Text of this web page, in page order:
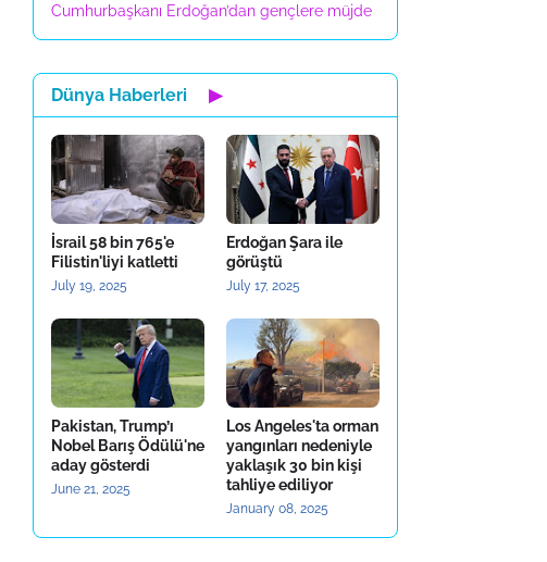
Cumhurbaşkanı Erdoğan’dan gençlere müjde
Dünya Haberleri ▶
İsrail 58 bin 765'e
Filistin'liyi katletti
July 19, 2025
Erdoğan Şara ile
görüştü
July 17, 2025
Pakistan, Trump’ı
Nobel Barış Ödülü'ne
aday gösterdi
June 21, 2025
Los Angeles'ta orman
yangınları nedeniyle
yaklaşık 30 bin kişi
tahliye ediliyor
January 08, 2025